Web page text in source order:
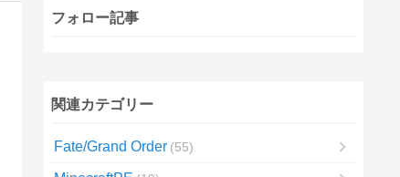
フォロー記事
関連カテゴリー
Fate/Grand Order 55